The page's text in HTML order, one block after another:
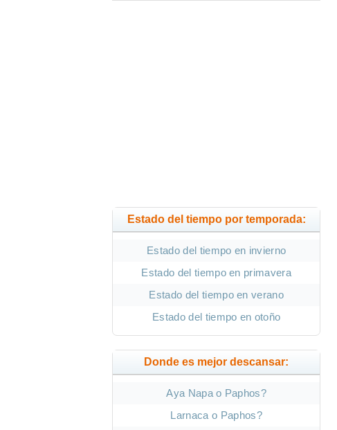
Estado del tiempo por temporada:
Estado del tiempo en invierno
Estado del tiempo en primavera
Estado del tiempo en verano
Estado del tiempo en otoño
Donde es mejor descansar:
Aya Napa o Paphos?
Larnaca o Paphos?